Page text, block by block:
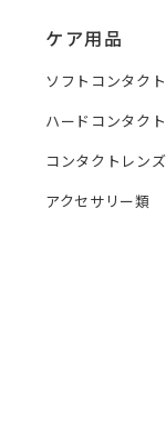
ケア用品
ソフトコンタク
ハードコンタク
コンタクトレン
アクセサリー類